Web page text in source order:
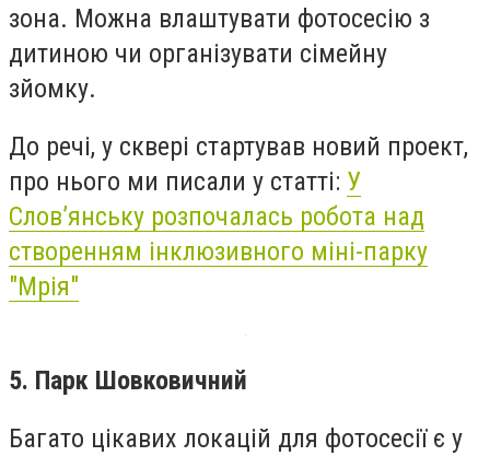
зона. Можна влаштувати фотосесію з
дитиною чи організувати сімейну
зйомку.
До речі, у сквері стартував новий проект,
про нього ми писали у статті: У
Слов’янську розпочалась робота над
створенням інклюзивного міні-парку
"Мрія"
5. Парк Шовковичний
Багато цікавих локацій для фотосесії є у